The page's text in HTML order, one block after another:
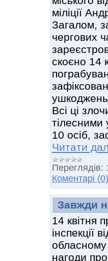
міліції
Загалом,
чергових
скоєно 14
ушкоджень
Всі ці
тілесними
10 осіб,
Читати
Переглядів:
Коментарі (0)
Завжди
14 квітня
інспекції
обласному
нагоди